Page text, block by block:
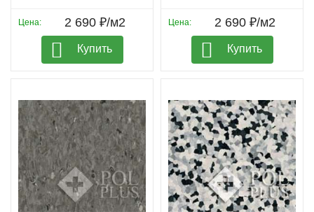
Цена: 2 690 ₽/м2
Купить
Цена: 2 690 ₽/м2
Купить